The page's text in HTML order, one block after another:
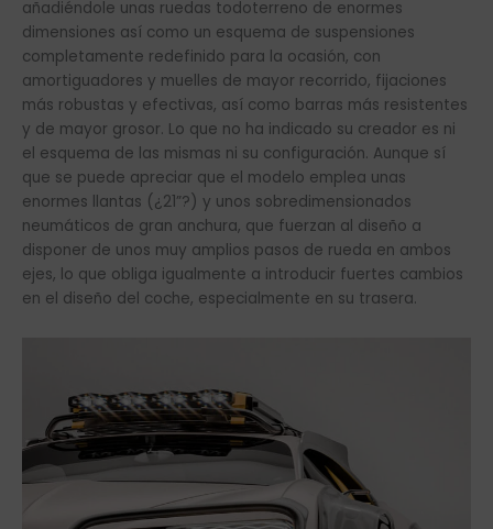
añadiéndole unas ruedas todoterreno de enormes
dimensiones así como un esquema de suspensiones
completamente redefinido para la ocasión, con
amortiguadores y muelles de mayor recorrido, fijaciones
más robustas y efectivas, así como barras más resistentes
y de mayor grosor. Lo que no ha indicado su creador es ni
el esquema de las mismas ni su configuración. Aunque sí
que se puede apreciar que el modelo emplea unas
enormes llantas (¿21”?) y unos sobredimensionados
neumáticos de gran anchura, que fuerzan al diseño a
disponer de unos muy amplios pasos de rueda en ambos
ejes, lo que obliga igualmente a introducir fuertes cambios
en el diseño del coche, especialmente en su trasera.